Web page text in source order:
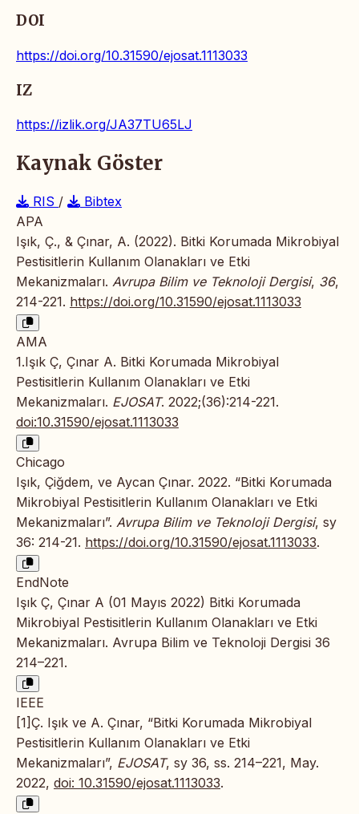
DOI
https://doi.org/10.31590/ejosat.1113033
IZ
https://izlik.org/JA37TU65LJ
Kaynak Göster
RIS /
Bibtex
APA
Işık, Ç., & Çınar, A. (2022). Bitki Korumada Mikrobiyal
Pestisitlerin Kullanım Olanakları ve Etki
Mekanizmaları. Avrupa Bilim ve Teknoloji Dergisi, 36,
214-221. https://doi.org/10.31590/ejosat.1113033
AMA
1.Işık Ç, Çınar A. Bitki Korumada Mikrobiyal
Pestisitlerin Kullanım Olanakları ve Etki
Mekanizmaları. EJOSAT. 2022;(36):214-221.
doi:10.31590/ejosat.1113033
Chicago
Işık, Çiğdem, ve Aycan Çınar. 2022. “Bitki Korumada
Mikrobiyal Pestisitlerin Kullanım Olanakları ve Etki
Mekanizmaları”. Avrupa Bilim ve Teknoloji Dergisi, sy
36: 214-21. https://doi.org/10.31590/ejosat.1113033.
EndNote
Işık Ç, Çınar A (01 Mayıs 2022) Bitki Korumada
Mikrobiyal Pestisitlerin Kullanım Olanakları ve Etki
Mekanizmaları. Avrupa Bilim ve Teknoloji Dergisi 36
214–221.
IEEE
[1]Ç. Işık ve A. Çınar, “Bitki Korumada Mikrobiyal
Pestisitlerin Kullanım Olanakları ve Etki
Mekanizmaları”, EJOSAT, sy 36, ss. 214–221, May.
2022, doi: 10.31590/ejosat.1113033.